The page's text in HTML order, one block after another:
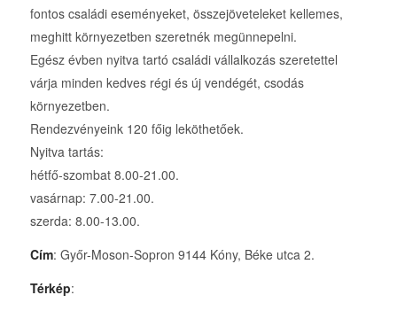
fontos családi eseményeket, összejöveteleket kellemes,
meghitt környezetben szeretnék megünnepelni.
Egész évben nyitva tartó családi vállalkozás szeretettel
várja minden kedves régi és új vendégét, csodás
környezetben.
Rendezvényeink 120 főig leköthetőek.
Nyitva tartás:
hétfő-szombat 8.00-21.00.
vasárnap: 7.00-21.00.
szerda: 8.00-13.00.
Cím: Győr-Moson-Sopron 9144 Kóny, Béke utca 2.
Térkép: